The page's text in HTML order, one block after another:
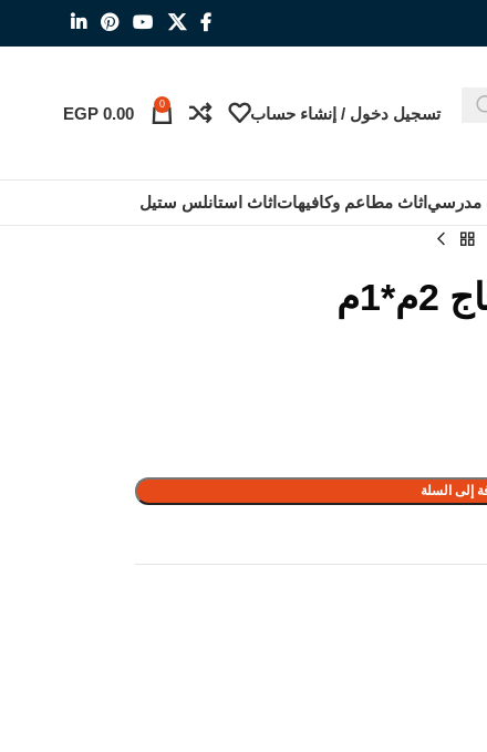
تسجيل دخول / إنشاء حساب 0
EGP 0.00
مدرسي اثاث مطاعم وكافيهات اثاث استانلس ستيل
إلى السلة